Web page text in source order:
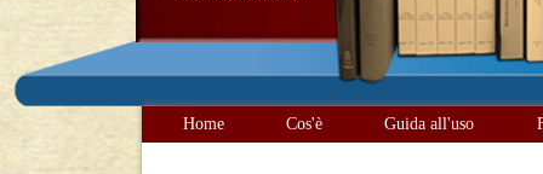
Home Cos'è Guida all'uso